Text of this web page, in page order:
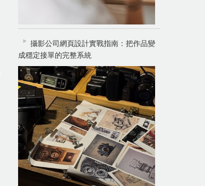
攝影公司網頁設計實戰指南：把作品變
成穩定接單的完整系統